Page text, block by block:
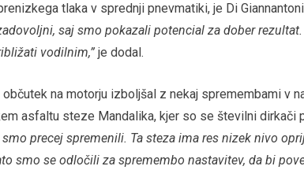
tlaka v sprednji pnevmatiki, je Di
saj smo pokazali potencial za dober
vodilnim,” je dodal.
na motorju izboljšal z nekaj spremembami v
asfaltu steze Mandalika, kjer so se številni dirkači
precej spremenili. Ta steza ima res nizek nivo
smo se odločili za spremembo nastavitev, da bi